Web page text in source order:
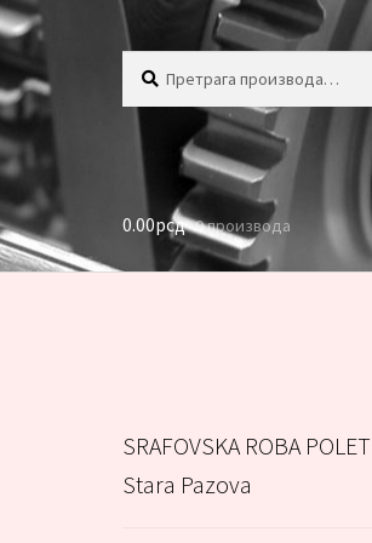
0.00рсд 0 производа
SRAFOVSKA ROBA POLET
Stara Pazova